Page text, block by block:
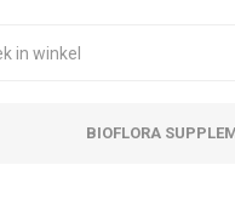
BIOFLORA